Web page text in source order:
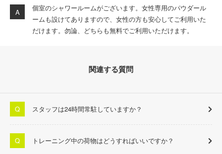
個室のシャワールームがございます。女性専用のパウダール
ームも設けてありますので、女性の方も安心してご利用いた
だけます。勿論、どちらも無料でご利用いただけます。
関連する質問
スタッフは24時間常駐していますか？
トレーニング中の荷物はどうすればいいですか？